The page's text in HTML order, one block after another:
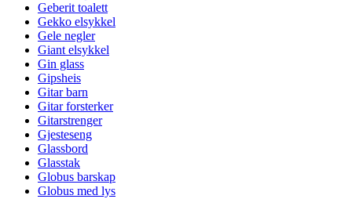
Geberit toalett
Gekko elsykkel
Gele negler
Giant elsykkel
Gin glass
Gipsheis
Gitar barn
Gitar forsterker
Gitarstrenger
Gjesteseng
Glassbord
Glasstak
Globus barskap
Globus med lys